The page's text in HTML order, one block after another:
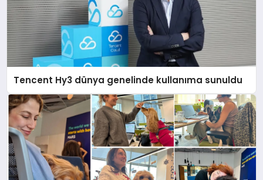
Tencent Hy3 dünya genelinde kullanıma sunuldu